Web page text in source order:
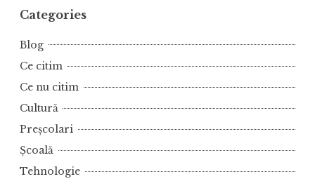
Categories
Blog
Ce citim
Ce nu citim
Cultură
Preșcolari
Școală
Tehnologie